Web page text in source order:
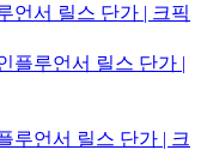
언서 릴스 단가 | 크픽
플루언서 릴스 단가 |
루언서 릴스 단가 | 크